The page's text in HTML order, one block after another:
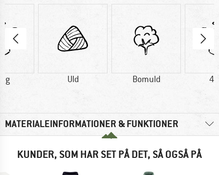
g Uld Bomuld
MATERIALEINFORMATIONER & FUNKTIONER
KUNDER, SOM HAR SET PÅ DET, SÅ OGSÅ PÅ